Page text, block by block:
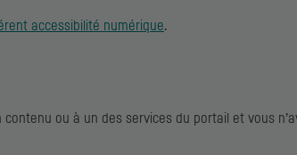
accessibilité numérique.
ou à un des services du portail et vous